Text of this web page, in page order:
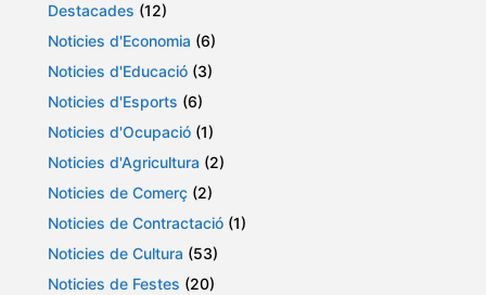
Destacades (12)
Noticies d'Economia (6)
Noticies d'Educació (3)
Noticies d'Esports (6)
Noticies d'Ocupació (1)
Noticies d'Agricultura (2)
Noticies de Comerç (2)
Noticies de Contractació (1)
Noticies de Cultura (53)
Noticies de Festes (20)